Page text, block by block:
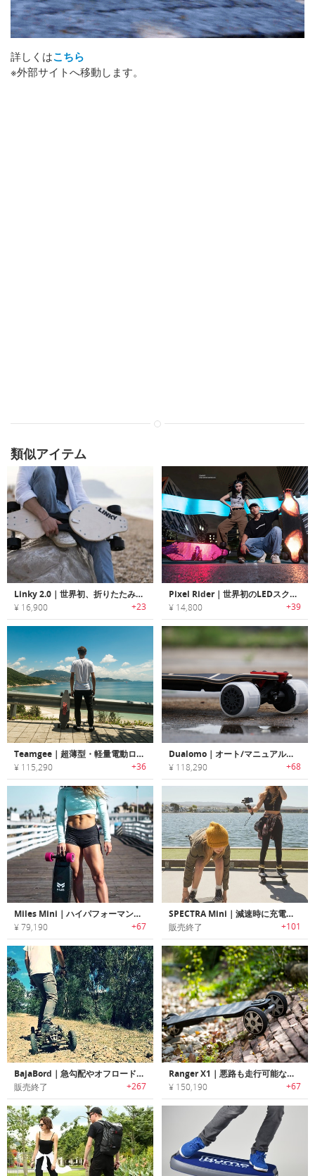
詳しくはこちら
※外部サイトへ移動します。
類似アイテム
Linky 2.0｜世界初、折りたたみ可能な電動ロングボード
¥ 16,900 +23
Pixel Rider｜世界初のLEDスクリーン付き電動スケートボード
¥ 14,800 +39
Teamgee｜超薄型・軽量電動ロングスケートボード「ティームジー」
¥ 115,290 +36
Dualomo｜オート/マニュアルライドが楽しめるハイブリッド電動スケートボード「デュアロモ」
¥ 118,290 +68
Miles Mini｜ハイパフォーマンスパワフルeスケートボード「マイルズ」
¥ 79,190 +67
SPECTRA Mini｜減速時に充電するポータブル電動スケートボード「スペクトラミニ」
販売終了 +101
BajaBord｜急勾配やオフロードでも走行可能なハイパワーモーター搭載電動スケートボード「バジャボード」
販売終了 +267
Ranger X1｜悪路も走行可能な全地形対応型電動スケートボード 「レンジャーX1」
¥ 150,190 +67